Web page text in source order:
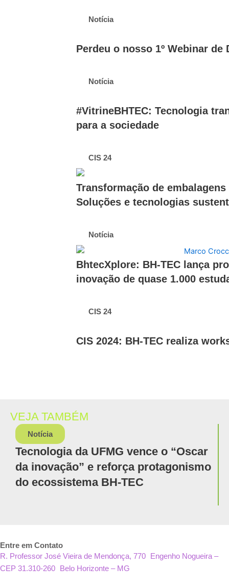
Notícia
Perdeu o nosso 1º Webinar de
Notícia
#VitrineBHTEC: Tecnologia
para a sociedade
CIS 24
Transformação de
Soluções e tecnologias
Notícia
BhtecXplore: BH-TEC lança
inovação de quase 1.000
CIS 24
CIS 2024: BH-TEC realiza
VEJA TAMBÉM
Notícia
Tecnologia da UFMG vence o “Oscar
da inovação” e reforça protagonismo
do ecossistema BH-TEC
Entre em Contato
R. Professor José Vieira de Mendonça, 770 Engenho Nogueira –
CEP 31.310-260 Belo Horizonte – MG